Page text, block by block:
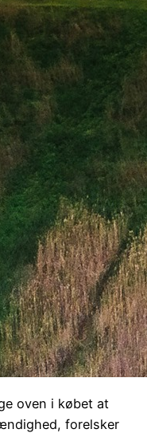
oven i købet at
forelsker